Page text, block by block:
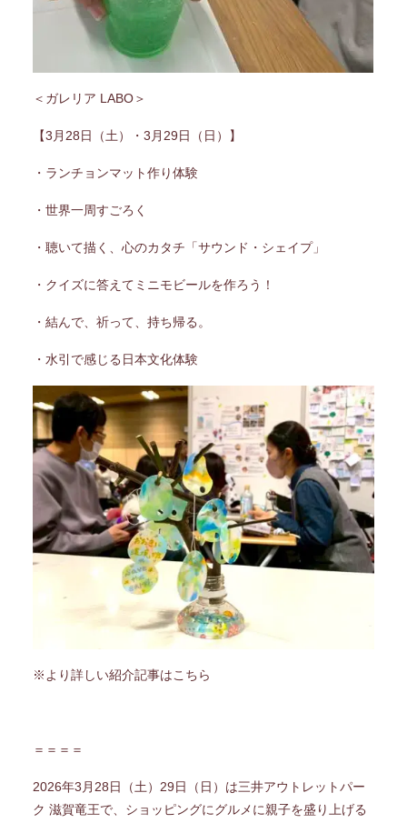
＜ガレリア LABO＞
【3月28日（土）・3月29日（日）】
・ランチョンマット作り体験
・世界一周すごろく
・聴いて描く、心のカタチ「サウンド・シェイプ」
・クイズに答えてミニモビールを作ろう！
・結んで、祈って、持ち帰る。
・水引で感じる日本文化体験
※より詳しい紹介記事はこちら
＝＝＝＝
2026年3月28日（土）29日（日）は三井アウトレットパー
ク 滋賀竜王で、ショッピングにグルメに親子を盛り上げる